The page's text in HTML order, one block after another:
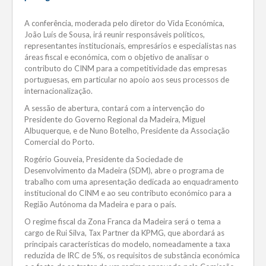
A conferência, moderada pelo diretor do Vida Económica,
João Luís de Sousa, irá reunir responsáveis políticos,
representantes institucionais, empresários e especialistas nas
áreas fiscal e económica, com o objetivo de analisar o
contributo do CINM para a competitividade das empresas
portuguesas, em particular no apoio aos seus processos de
internacionalização.
A sessão de abertura, contará com a intervenção do
Presidente do Governo Regional da Madeira, Miguel
Albuquerque, e de Nuno Botelho, Presidente da Associação
Comercial do Porto.
Rogério Gouveia, Presidente da Sociedade de
Desenvolvimento da Madeira (SDM), abre o programa de
trabalho com uma apresentação dedicada ao enquadramento
institucional do CINM e ao seu contributo económico para a
Região Autónoma da Madeira e para o país.
O regime fiscal da Zona Franca da Madeira será o tema a
cargo de Rui Silva, Tax Partner da KPMG, que abordará as
principais características do modelo, nomeadamente a taxa
reduzida de IRC de 5%, os requisitos de substância económica